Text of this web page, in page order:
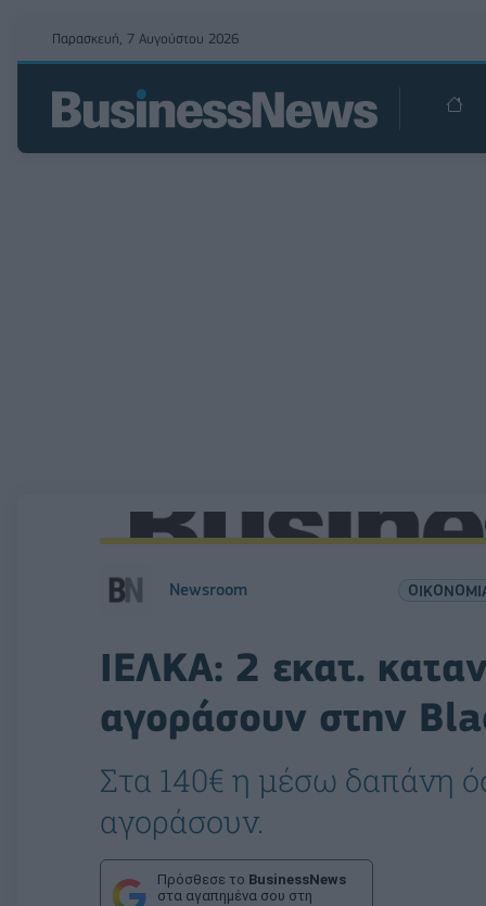
Παρασκευή, 7 Αυγούστου 2026
Newsroom
ΙΕΛΚΑ: 2 εκατ.
αγοράσουν στην
Στα 140€ η μέσω δαπάνη
αγοράσουν.
Πρόσθεσε το BusinessNews
στα αγαπημένα σου στη